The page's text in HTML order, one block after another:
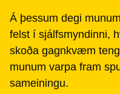
Á þessum degi
felst í sjálfsmyndinni,
skoða gagnkvæm
munum varpa fram
sameiningu.